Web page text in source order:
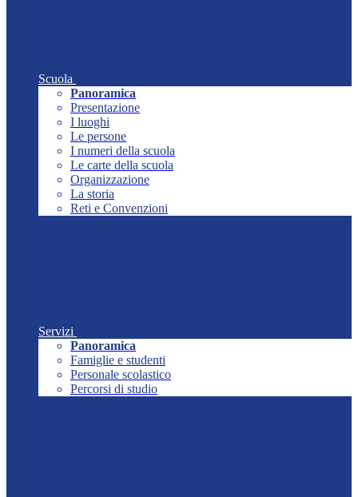
Scuola
Panoramica
Presentazione
I luoghi
Le persone
I numeri della scuola
Le carte della scuola
Organizzazione
La storia
Reti e Convenzioni
Servizi
Panoramica
Famiglie e studenti
Personale scolastico
Percorsi di studio